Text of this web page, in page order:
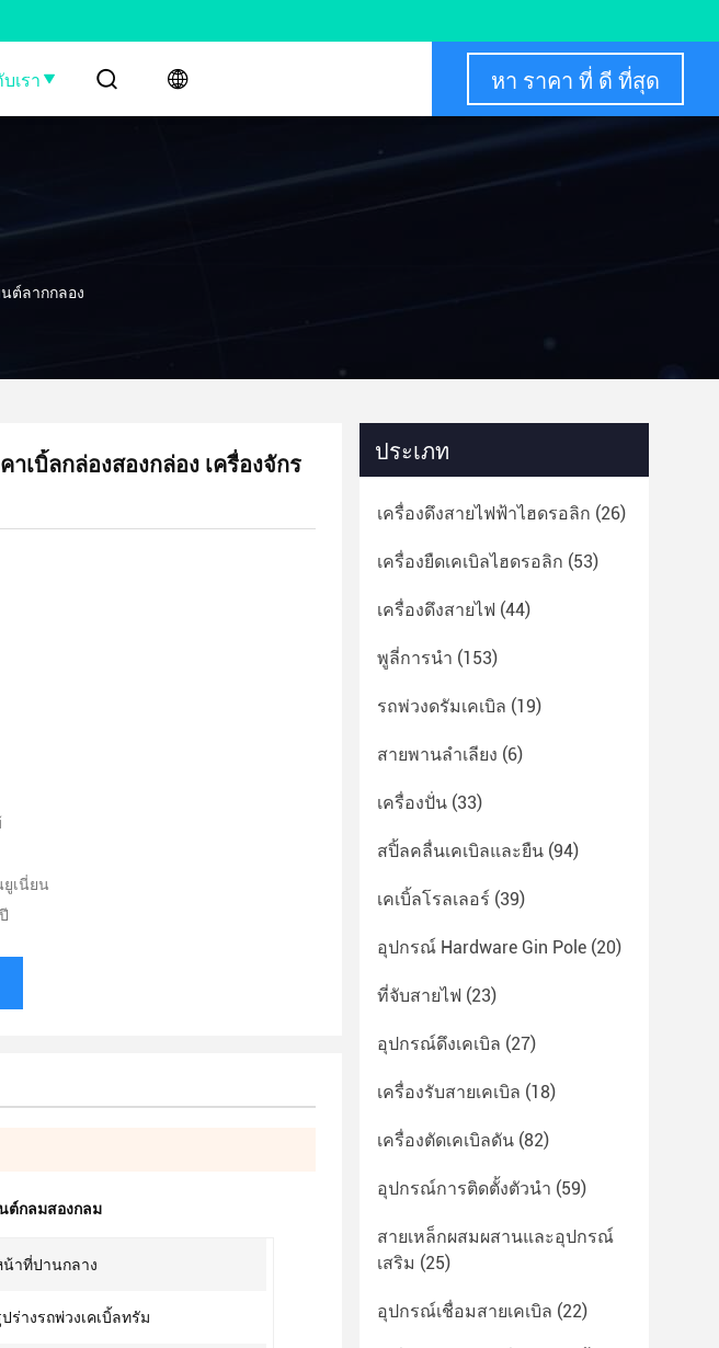
เรา หา ราคา ที่ ดี ที่สุด
นต์ลากกลอง
เบิ้ลกล่องสองกล่อง เครื่องจักร
ยูเนี่ยน
ต์กลมสองกลม
น้าที่ปานกลาง
ร่างรถพ่วงเคเบิ้ลทรัม
ประเภท
เครื่องดึงสายไฟฟ้าไฮดรอลิก (26)
เครื่องยืดเคเบิลไฮดรอลิก (53)
เครื่องดึงสายไฟ (44)
พูลี่การนํา (153)
รถพ่วงดรัมเคเบิล (19)
สายพานลำเลียง (6)
เครื่องปั่น (33)
สปิ้ลคลื่นเคเบิลและยืน (94)
เคเบิ้ลโรลเลอร์ (39)
อุปกรณ์ Hardware Gin Pole (20)
ที่จับสายไฟ (23)
อุปกรณ์ดึงเคเบิล (27)
เครื่องรับสายเคเบิล (18)
เครื่องตัดเคเบิลดัน (82)
อุปกรณ์การติดตั้งตัวนํา (59)
สายเหล็กผสมผสานและอุปกรณ์
เสริม (25)
อุปกรณ์เชื่อมสายเคเบิล (22)